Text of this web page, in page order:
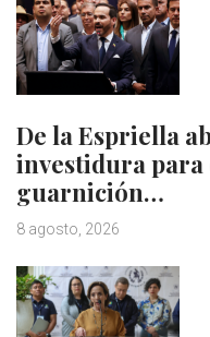
De la Espriella
investidura
guarnición…
8 agosto, 2026